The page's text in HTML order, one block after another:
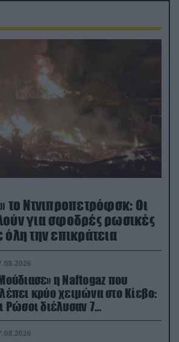
το Ντνιπροπετρόφσκ: Οι
για σφοδρές ρωσικές
όλη την επικράτεια
η Naftogaz που
κρύο χειμώνα στο Κίεβο:
Ρώσοι διέλυσαν 7
του ουκρανικού